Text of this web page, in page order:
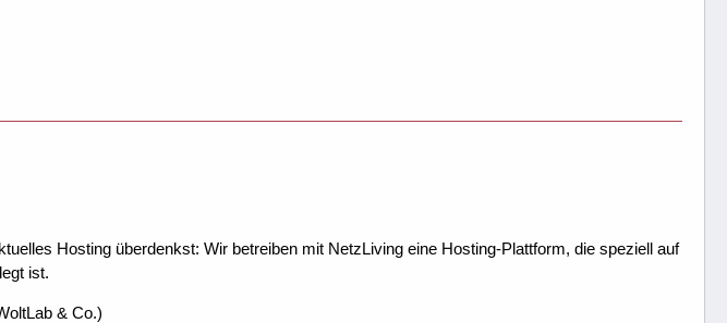
Hosting überdenkst: Wir betreiben mit NetzLiving eine Hosting-Plattform, die speziell auf
ist.
& Co.)